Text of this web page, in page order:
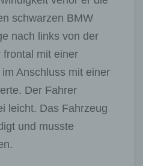
schwarzen BMW
nach links von der
frontal mit einer
Anschluss mit einer
Der Fahrer
leicht. Das Fahrzeug
und musste